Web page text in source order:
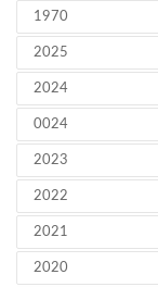
1970
2025
2024
0024
2023
2022
2021
2020